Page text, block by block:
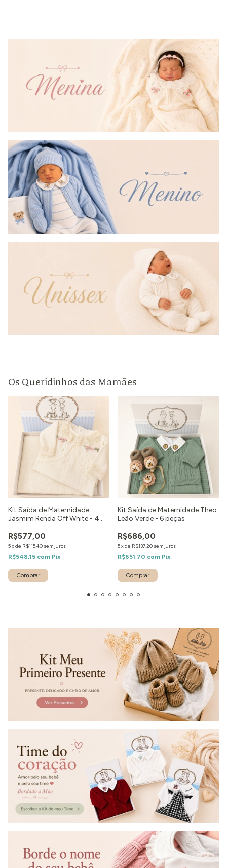
Os Queridinhos das Mamães
Kit Saída de Maternidade
Jasmim Renda Off White - 4
R$577,00
5xde R$115,40 sem juros
R$548,15 com Pix
Comprar
Kit Saída de Maternidade Theo
Leão Verde - 6 peças
R$686,00
5xde R$137,20 sem juros
R$651,70 com Pix
Comprar